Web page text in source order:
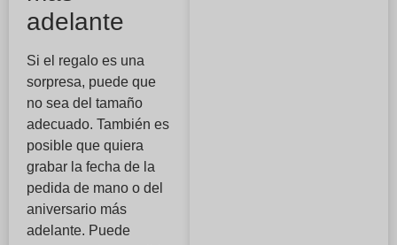
adelante
Si el regalo es una
sorpresa, puede que
no sea del tamaño
adecuado. También es
posible que quiera
grabar la fecha de la
pedida de mano o del
aniversario más
adelante. Puede